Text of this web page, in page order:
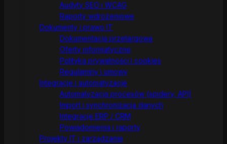
Audyty SEO i WCAG
Raporty wdrożeniowe
Dokumenty i prawo IT
Dokumentacja przetargowa
Oferty informatyczne
Polityka prywatności i cookies
Regulaminy i umowy
Integracje i automatyzacje
Automatyzacja procesów (spidery, API)
Import i synchronizacja danych
Integracje ERP / CRM
Powiadomienia i raporty
Projekty IT i zarządzanie